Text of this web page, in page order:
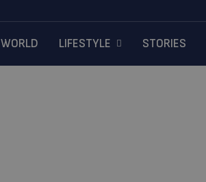
WORLD LIFESTYLE STORIES